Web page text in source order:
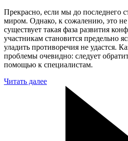
Прекрасно, если мы до последнего
миром. Однако, к сожалению, это
существует такая фаза развития
участникам становится предельно
уладить противоречия не удастся.
проблемы очевидно: следует
помощью к специалистам.
Читать далее